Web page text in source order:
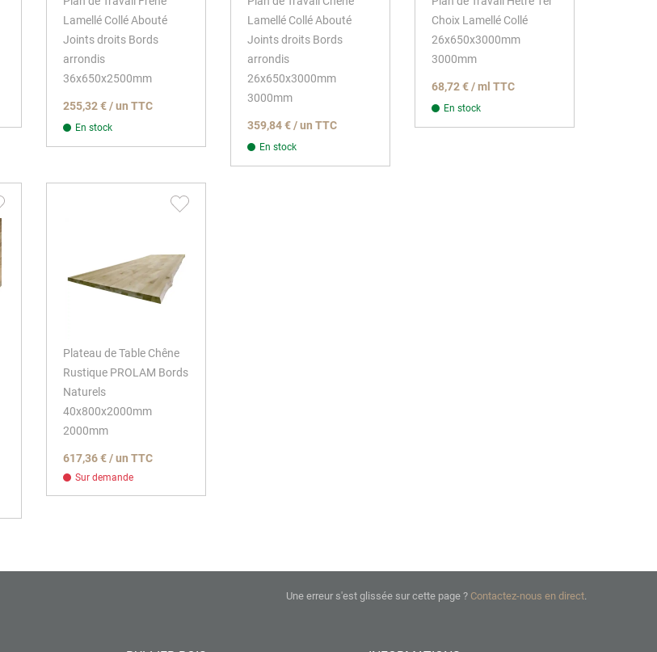
Lamellé Collé Abouté
Joints droits Bords
arrondis
36x650x2500mm
255,32 € / un TTC
En stock
Lamellé Collé Abouté
Joints droits Bords
arrondis
26x650x3000mm
3000mm
359,84 € / un TTC
En stock
Choix Lamellé Collé
26x650x3000mm
3000mm
68,72 € / ml TTC
En stock
Plateau de Table Chêne
Rustique PROLAM Bords
Naturels
40x800x2000mm
2000mm
617,36 € / un TTC
Sur demande
Une erreur s'est glissée sur cette page ? Contactez-nous en direct.